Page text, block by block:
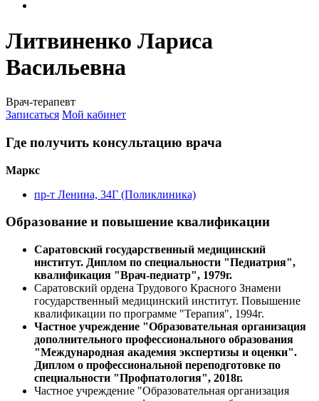
Литвиненко Лариса
Васильевна
Врач-терапевт
Записаться Мой кабинет
Где получить консультацию врача
Маркс
пр-т Ленина, 34Г (Поликлиника)
Образование и повышение квалификации
Саратовский государственный медицинский
институт. Диплом по специальности "Педиатрия",
квалификация "Врач-педиатр", 1979г.
Саратовский ордена Трудового Красного Знамени
государственный медицинский институт. Повышение
квалификации по программе "Терапия", 1994г.
Частное учреждение "Образовательная организация
дополнительного профессионального образования
"Международная академия экспертизы и оценки".
Диплом о профессиональной переподготовке по
специальности "Профпатология", 2018г.
Частное учреждение "Образовательная организация